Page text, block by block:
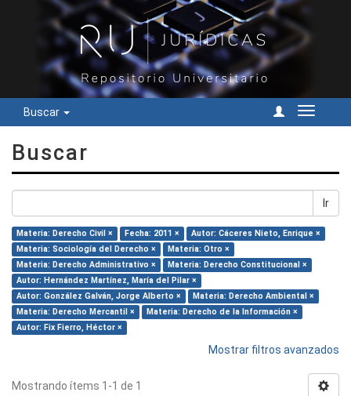
Buscar
Cambiar
Buscar
Ir
Materia: Derecho Civil × Fecha: 2011 ×
Autor: Cáceres Nieto, Enrique ×
Materia: Sociología del Derecho ×
Materia: Otro ×
Materia: Derecho Administrativo ×
Materia: Derecho Constitucional ×
Autor: Hernández Martínez, María del Pilar ×
Autor: González Galván, Jorge Alberto ×
Materia: Derecho Ambiental ×
Materia: Derecho Mercantil ×
Materia: Derecho de la Información ×
Autor: Fix Fierro, Héctor ×
Mostrar filtros avanzados
Mostrando ítems 1-1 de 1